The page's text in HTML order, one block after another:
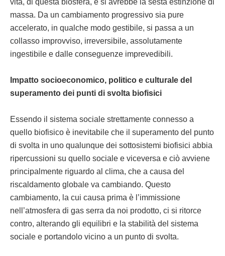
vita, di questa biosfera, e si avrebbe la sesta estinzione di
massa. Da un cambiamento progressivo sia pure
accelerato, in qualche modo gestibile, si passa a un
collasso improvviso, irreversibile, assolutamente
ingestibile e dalle conseguenze imprevedibili.
Impatto socioeconomico, politico e culturale del
superamento dei punti di svolta biofisici
Essendo il sistema sociale strettamente connesso a
quello biofisico è inevitabile che il superamento del punto
di svolta in uno qualunque dei sottosistemi biofisici abbia
ripercussioni su quello sociale e viceversa e ciò avviene
principalmente riguardo al clima, che a causa del
riscaldamento globale va cambiando. Questo
cambiamento, la cui causa prima è l’immissione
nell’atmosfera di gas serra da noi prodotto, ci si ritorce
contro, alterando gli equilibri e la stabilità del sistema
sociale e portandolo vicino a un punto di svolta.